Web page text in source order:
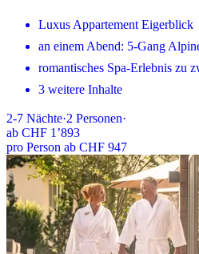
Luxus Appartement Eigerblick
an einem Abend: 5-Gang
romantisches Spa-Erlebnis zu
3 weitere Inhalte
2-7 Nächte·2 Personen·
ab CHF 1’893
pro Person ab CHF 947